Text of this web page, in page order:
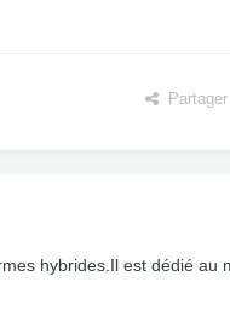
Partager
hybrides.Il est dédié au